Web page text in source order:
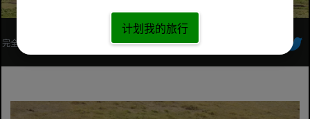
完全注册的非洲当地旅行社
计划我的旅行